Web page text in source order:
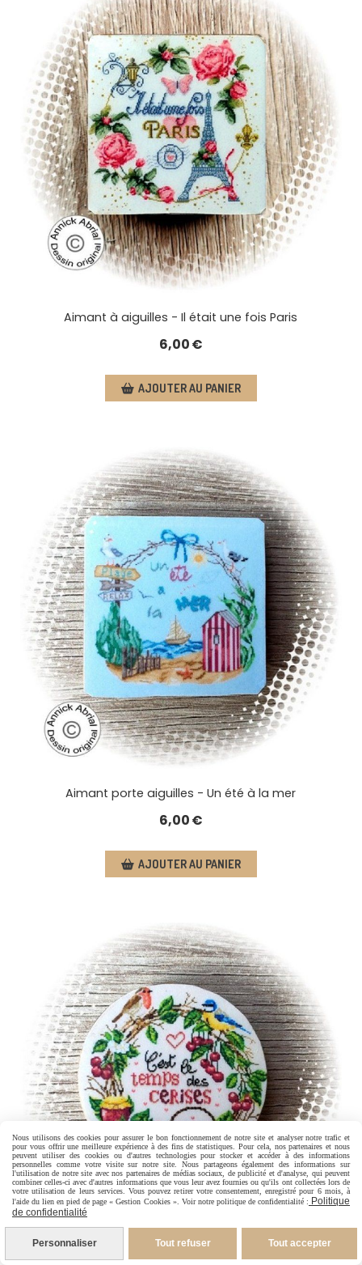
Aimant à aiguilles - Il était une fois Paris
6,00€
AJOUTER AU PANIER
Aimant porte aiguilles - Un été à la mer
6,00€
AJOUTER AU PANIER
Nous utilisons des cookies pour assurer le bon fonctionnement de notre site et analyser notre trafic et
pour vous offrir une meilleure expérience à des fins de statistiques. Pour cela, nos partenaires et nous
peuvent utiliser des cookies ou d'autres technologies pour stocker et accéder à des informations
personnelles comme votre visite sur notre site. Nous partageons également des informations sur
l'utilisation de notre site avec nos partenaires de médias sociaux, de publicité et d'analyse, qui peuvent
combiner celles-ci avec d'autres informations que vous leur avez fournies ou qu'ils ont collectées lors de
votre utilisation de leurs services. Vous pouvez retirer votre consentement, enregistré pour 6 mois, à
l'aide du lien en pied de page « Gestion Cookies ». Voir notre politique de confidentialité : Politique
de confidentialité
Personnaliser Tout refuser Tout accepter